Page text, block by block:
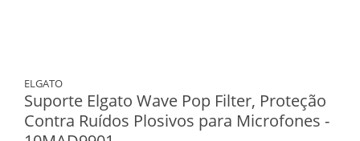
ELGATO
Suporte Elgato Wave Pop Filter, Proteção
Contra Ruídos Plosivos para Microfones -